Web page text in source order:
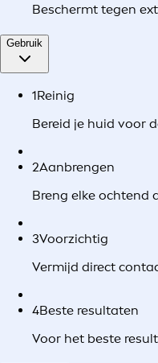
Beschermt tegen
Gebruik
1Reinig
Bereid je huid voor
2Aanbrengen
Breng elke ochtend
3Voorzichtig
Vermijd direct
4Beste resultaten
Voor het beste